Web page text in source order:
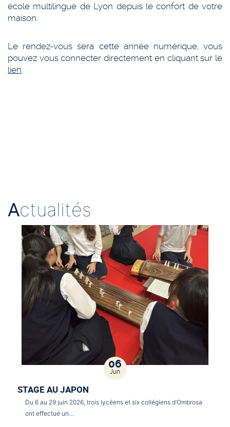
école multilingue de Lyon depuis le confort de votre
maison.
Le rendez-vous sera cette année numérique, vous
pouvez vous connecter directement en cliquant sur le
lien
Actualités
06
Jun
STAGE AU JAPON
Du 6 au 29 juin 2026, trois lycéens et six collégiens d’Ombrosa
ont effectué un…